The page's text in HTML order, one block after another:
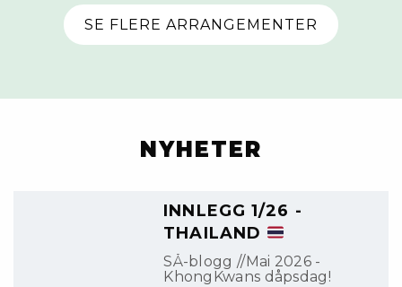
SE FLERE ARRANGEMENTER
NYHETER
INNLEGG 1/26 -
THAILAND
SÅ-blogg //Mai 2026 -
KhongKwans dåpsdag!